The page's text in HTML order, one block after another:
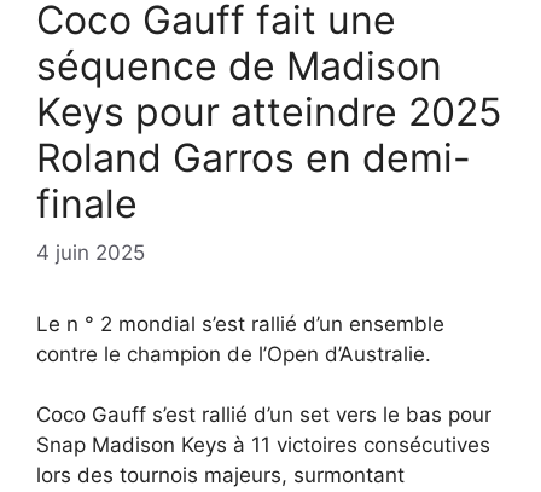
Coco Gauff fait une
séquence de Madison
Keys pour atteindre 2025
Roland Garros en demi-
finale
4 juin 2025
Le n ° 2 mondial s’est rallié d’un ensemble
contre le champion de l’Open d’Australie.
Coco Gauff s’est rallié d’un set vers le bas pour
Snap Madison Keys à 11 victoires consécutives
lors des tournois majeurs, surmontant